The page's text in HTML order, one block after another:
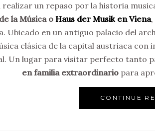
un repaso por la historia
la Música o Haus der Musik en Viena,
Ubicado en un antiguo palacio del
clásica de la capital austriaca
Un lugar para visitar perfecto tanto
en familia extraordinariopara
CONTINUE